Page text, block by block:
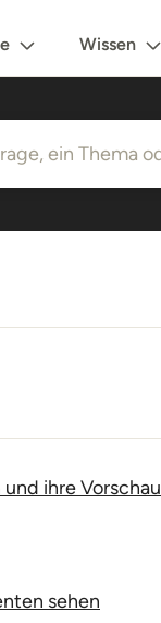
Wissen
ihre Vorschau
sehen